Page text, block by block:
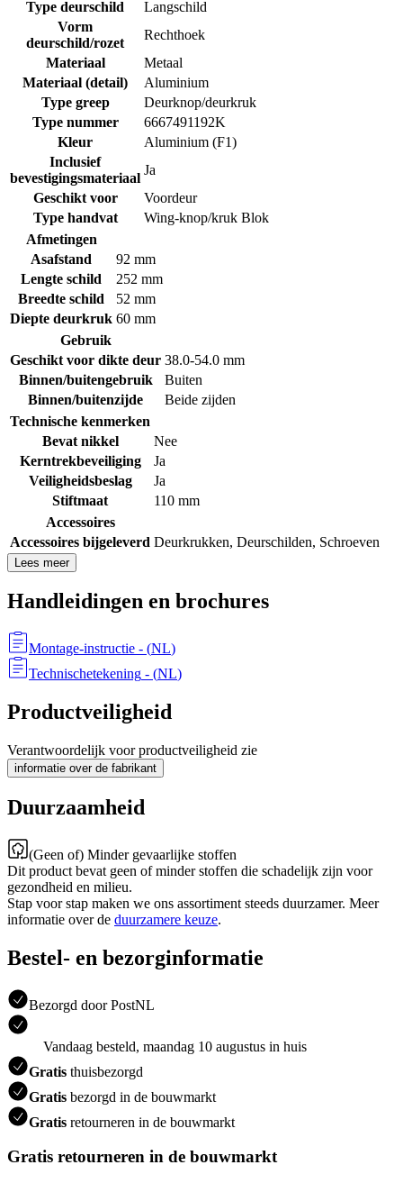
Type deurschild
Langschild
Vorm
deurschild/rozet
Rechthoek
Materiaal
Metaal
Materiaal (detail)
Aluminium
Type greep
Deurknop/deurkruk
Type nummer
6667491192K
Kleur
Aluminium (F1)
Inclusief
bevestigingsmateriaal
Ja
Geschikt voor
Voordeur
Type handvat
Wing-knop/kruk Blok
Afmetingen
Asafstand
92 mm
Lengte schild
252 mm
Breedte schild
52 mm
Diepte deurkruk 60 mm
Gebruik
Geschikt voor dikte deur 38.0-54.0 mm
Binnen/buitengebruik
Buiten
Binnen/buitenzijde
Beide zijden
Technische kenmerken
Bevat nikkel
Nee
Kerntrekbeveiliging
Ja
Veiligheidsbeslag
Ja
Stiftmaat
110 mm
Accessoires
Accessoires bijgeleverd Deurkrukken, Deurschilden, Schroeven
Lees meer
Handleidingen en brochures
Montage-instructie - (NL)
Technischetekening - (NL)
Productveiligheid
Verantwoordelijk voor productveiligheid zie
informatie over de fabrikant
Duurzaamheid
(Geen of) Minder gevaarlijke stoffen
Dit product bevat geen of minder stoffen die schadelijk zijn voor
gezondheid en milieu.
Stap voor stap maken we ons assortiment steeds duurzamer. Meer
informatie over de duurzamere keuze.
Bestel- en bezorginformatie
Bezorgd door PostNL
Vandaag besteld, maandag 10 augustus in huis
Gratis thuisbezorgd
Gratis bezorgd in de bouwmarkt
Gratis retourneren in de bouwmarkt
Gratis retourneren in de bouwmarkt